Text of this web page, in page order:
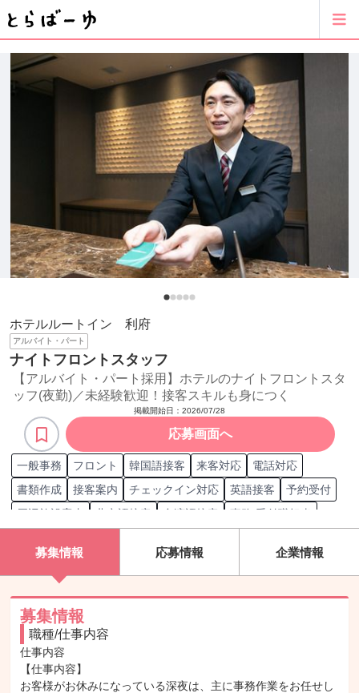
ホテルルートイン 利府
アルバイト・パート
ナイトフロントスタッフ
【アルバイト・パート採用】ホテルのナイトフロントスタ
ッフ(夜勤)／未経験歓迎！接客スキルも身につく
掲載開始日： 2026/07/28
応募画面へ
一般事務 フロント 韓国語接客 来客対応
電話対応
書類作成
接客案内 チェックイン対応 英語接客
予約受付
周辺施設案内
北京語接客 台湾語接客
事務/受付職担当
館内施設案内
チェックアウト対応
接客/サービス職担当
受付
フランス語接客
ベトナム語接客
旅行業英語検定A級
旅行業英語検定C級
JTFほんやく検定
英検 準1級
TOBIS/ビジネス通訳検定
募集情報 応募情報 企業情報
募集情報
職種/仕事内容
仕事内容
【仕事内容】
お客様がお休みになっている深夜は、主に事務作業をお任せし